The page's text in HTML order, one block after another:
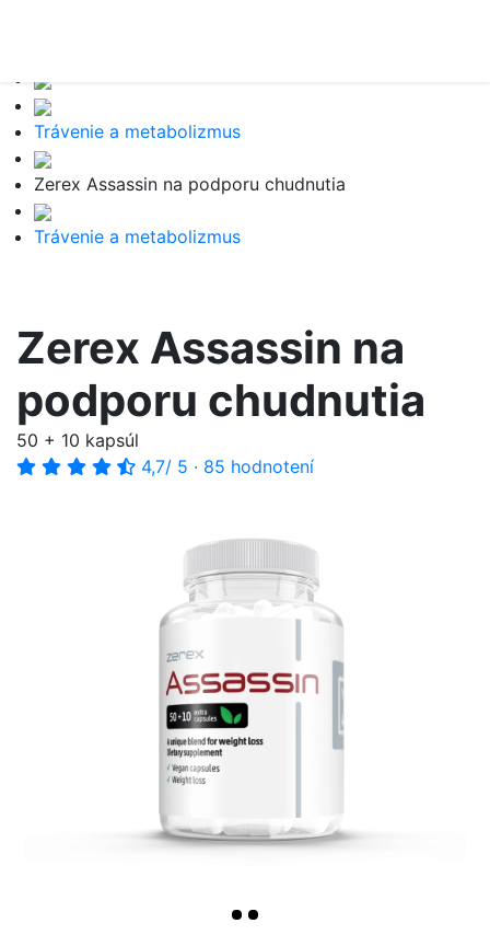
Trávenie a metabolizmus
Zerex Assassin na podporu chudnutia
Trávenie a metabolizmus
Zerex Assassin na
podporu chudnutia
50 + 10 kapsúl
4,7/ 5 · 85 hodnotení